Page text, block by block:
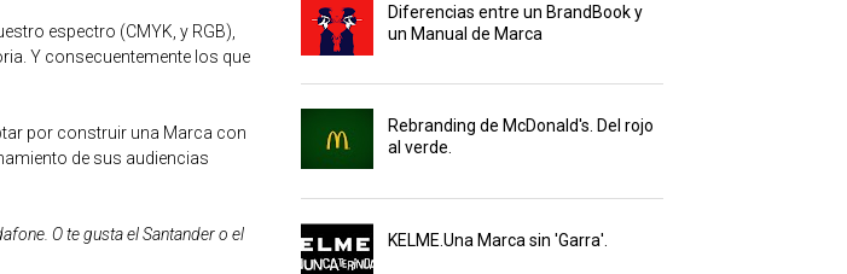
espectro (CMYK, y RGB),
Y consecuentemente los que
por construir una Marca con
de sus audiencias
O te gusta el Santander o el
Diferencias entre un BrandBook y
un Manual de Marca
Rebranding de McDonald's. Del rojo
al verde.
KELME.Una Marca sin 'Garra'.